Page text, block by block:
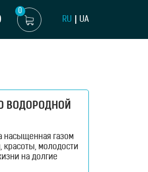
0
RU UA
ВОДОРОДНОЙ
насыщенная газом
красоты, молодости
на долгие